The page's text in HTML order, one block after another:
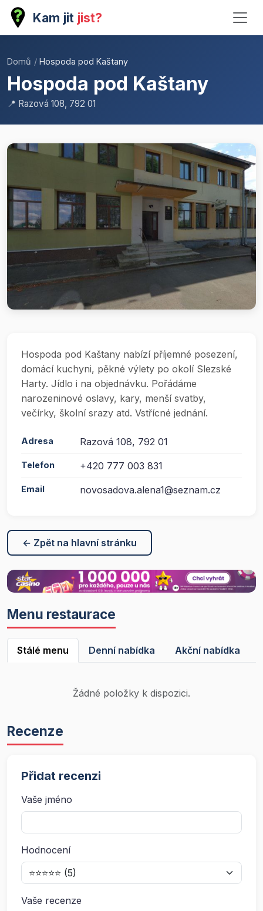
Kam jit jist?
Domů / Hospoda pod Kaštany
Hospoda pod Kaštany
📍 Razová 108, 792 01
Hospoda pod Kaštany nabízí příjemné posezení,
domácí kuchyni, pěkné výlety po okolí Slezské
Harty. Jídlo i na objednávku. Pořádáme
narozeninové oslavy, kary, menší svatby,
večírky, školní srazy atd. Vstřícné jednání.
Adresa Razová 108, 792 01
Telefon +420 777 003 831
Email novosadova.alena1@seznam.cz
← Zpět na hlavní stránku
Menu restaurace
Stálé menu Denní nabídka Akční nabídka
Žádné položky k dispozici.
Recenze
Přidat recenzi
Vaše jméno
Hodnocení
Vaše recenze